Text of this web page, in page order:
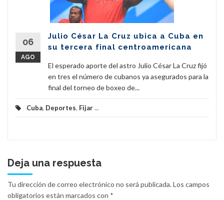
06
AGO
Julio César La Cruz ubica a Cuba en
su tercera final centroamericana
El esperado aporte del astro Julio César La Cruz fijó
en tres el número de cubanos ya asegurados para la
final del torneo de boxeo de...
Cuba, Deportes, Fijar...
Deja una respuesta
Tu dirección de correo electrónico no será publicada.Los campos
obligatorios están marcados con *